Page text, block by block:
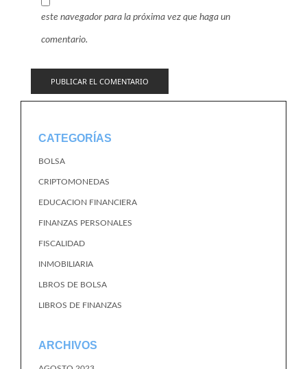
este navegador para la próxima vez que haga un
comentario.
CATEGORÍAS
BOLSA
CRIPTOMONEDAS
EDUCACION FINANCIERA
FINANZAS PERSONALES
FISCALIDAD
INMOBILIARIA
LBROS DE BOLSA
LIBROS DE FINANZAS
ARCHIVOS